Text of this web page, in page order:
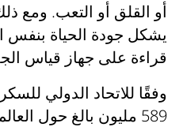
أو القلق أو التعب. ومع
يشكل جودة الحياة بنفس
قراءة على جهاز قياس
وفقًا للاتحاد الدولي
589 مليون بالغ حول